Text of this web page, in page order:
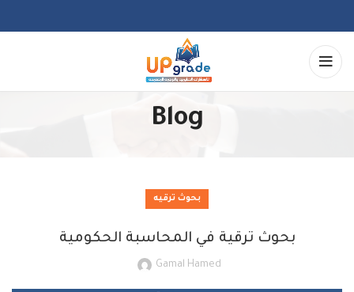
Blog
بحوث ترقيه
بحوث ترقية في المحاسبة الحكومية
Gamal Hamed